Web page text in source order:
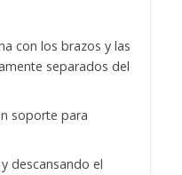
con los brazos y las
separados del
soporte para
descansando el